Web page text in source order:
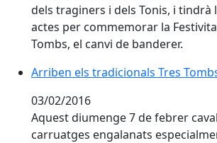
dels traginers i dels Tonis, i tindrà
actes per commemorar la
Tombs, el canvi de banderer.
Arriben els tradicionals Tres
Arriben els tradicionals Tres
03/02/2016
Aquest diumenge 7 de febrer
carruatges engalanats